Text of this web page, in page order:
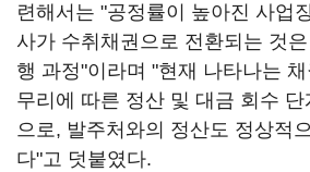
련해서는 "공정률이 높아진 사업
사가 수취채권으로 전환되는 것
행 과정"이라며 "현재 나타나는
무리에 따른 정산 및 대금 회수
으로, 발주처와의 정산도 정상적
다"고 덧붙였다.